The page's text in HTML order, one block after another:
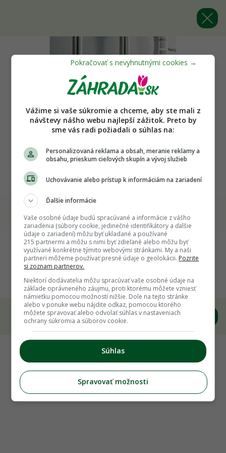
Odberné ventily Easytop predstavujú optimálne
riešenie pre zachovanie hygieny pri odbere vzoriek
vody. (foto: Viega)
Späť na článok
Optimálne riešenie pre pitnú vodu
Vážime si vaše súkromie a chceme, aby ste mali z
návštevy nášho webu najlepší zážitok. Preto by
sme vás radi požiadali o súhlas na:
Personalizovaná reklama a obsah, meranie reklamy a
obsahu, prieskum cieľových skupín a vývoj služieb
Uchovávanie alebo prístup k informáciám na zariadení
Ďalšie informácie
Vaše osobné údaje budú spracúvané a informácie z vášho
zariadenia (súbory cookie, jedinečné identifikátory a ďalšie
údaje o zariadení) môžu byť ukladané a používané
215 partnermi a môžu s nimi byť zdieľané alebo môžu byť
využívané konkrétne týmito webovými stránkami. My a naši
partneri môžeme používať presné údaje o geolokácii. Pozrite
si zoznam partnerov.
Niektorí dodávatelia môžu spracúvať vaše osobné údaje na
základe oprávneného záujmu, proti ktorému môžete vzniesť
námietku pomocou možností nižšie. Dole na tejto stránke
alebo v ponuke webu nájdite odkaz, pomocou ktorého
môžete spravovať alebo odvolať súhlas v nastaveniach
ochrany súkromia a súborov cookie.
Súhlas
Spravovať možnosti